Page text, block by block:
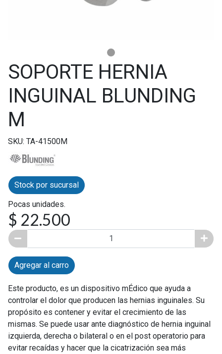
SOPORTE HERNIA
INGUINAL BLUNDING
M
SKU: TA-41500M
Stock por sucursal
Pocas unidades.
$ 22.500
Agregar al carro
Este producto, es un dispositivo mÉdico que ayuda a
controlar el dolor que producen las hernias inguinales. Su
propósito es contener y evitar el crecimiento de las
mismas. Se puede usar ante diagnóstico de hernia inguinal
izquierda, derecha o bilateral o en el post operatorio para
evitar recaídas y hacer que la cicatrización sea más